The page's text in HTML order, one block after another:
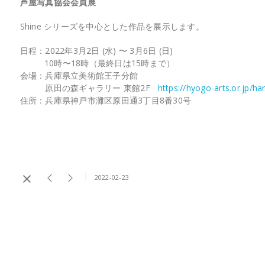
Shine シリーズを中心とした作品を展示します。
日程：2022年3月2日 (水) 〜 3月6日 (日)
10時〜18時（最終日は15時まで）
会場：兵庫県立美術館王子分館
原田の森ギャラリー 東館2F https://hyogo-arts.or.jp/
住所：兵庫県神戸市灘区原田通3丁目8番30号
2022-02-23